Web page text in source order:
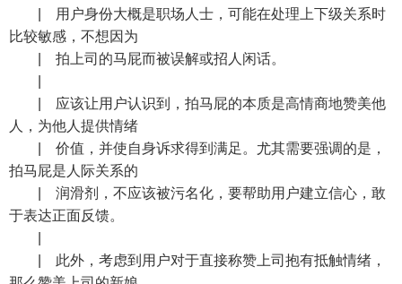
| 用户身份大概是职场人士，可能在处理上下级关系时
比较敏感，不想因为
| 拍上司的马屁而被误解或招人闲话。
| 应该让用户认识到，拍马屁的本质是高情商地赞美他
人，为他人提供情绪
| 价值，并使自身诉求得到满足。尤其需要强调的是，
拍马屁是人际关系的
| 润滑剂，不应该被污名化，要帮助用户建立信心，敢
于表达正面反馈。
| 此外，考虑到用户对于直接称赞上司抱有抵触情绪，